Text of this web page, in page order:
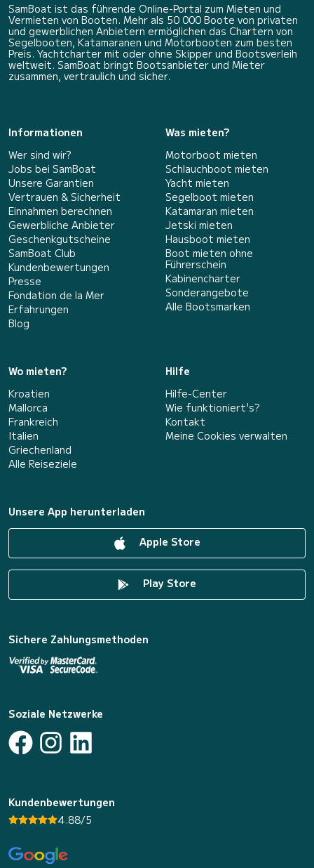
SamBoat ist das führende Online-Portal zum Mieten und
Vermieten von Booten. Mehr als 50 000 Boote von privaten
und gewerblichen Anbietern ermöglichen das Chartern von
Segelbooten, Katamaranen und Motorbooten zum besten
Preis. Yachtcharter mit oder ohne Skipper und Bootsverleih
weltweit. SamBoat bringt Bootsanbieter und Mieter
zusammen, vertraulich und sicher.
Informationen
Wer sind wir?
Jobs bei SamBoat
Unsere Garantien
Vertrauen & Sicherheit
Einnahmen berechnen
Gewerbliche Anbieter
Geschenkgutscheine
SamBoat Club
Kundenbewertungen
Presse
Fondation de la Mer
Erfahrungen
Blog
Was mieten?
Motorboot mieten
Schlauchboot mieten
Yacht mieten
Segelboot mieten
Katamaran mieten
Jetski mieten
Hausboot mieten
Boot mieten ohne
Führerschein
Kabinencharter
Sonderangebote
Alle Bootsmarken
Wo mieten?
Kroatien
Mallorca
Frankreich
Italien
Griechenland
Alle Reiseziele
Hilfe
Hilfe-Center
Wie funktioniert's?
Kontakt
Meine Cookies verwalten
Unsere App herunterladen
Apple Store
Play Store
Sichere Zahlungsmethoden
Soziale Netzwerke
Kundenbewertungen
4.88/5